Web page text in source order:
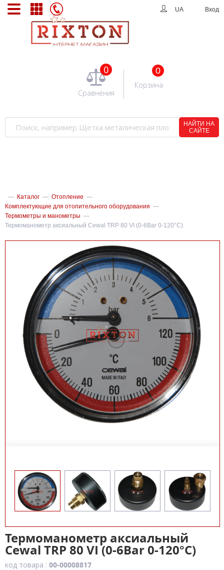
UA Вход
0
Сравнения
0
Корзина
НАЙТИ НА
САЙТЕ
— Каталог — Отопление —
Комплектующие для отопительного оборудования —
Термометры и манометры —
Термоманометр аксиальный Cewal TRP 80 VI (0-6Bar 0-120°C)
Термоманометр аксиальный
Cewal TRP 80 VI (0-6Bar 0-120°C)
код товара : 00-00008817